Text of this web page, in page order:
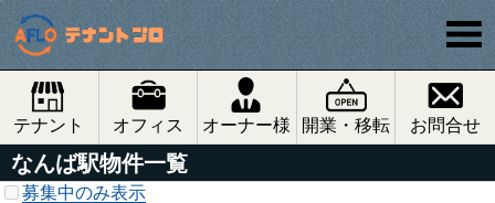
テナント オフィス オーナー様 開業・移転 お問合せ
なんば駅物件一覧
募集中のみ表示